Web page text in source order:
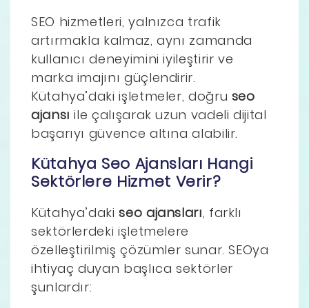
SEO hizmetleri, yalnızca trafik
artırmakla kalmaz, aynı zamanda
kullanıcı deneyimini iyileştirir ve
marka imajını güçlendirir.
Kütahya’daki işletmeler, doğru seo
ajansı ile çalışarak uzun vadeli dijital
başarıyı güvence altına alabilir.
Kütahya Seo Ajansları Hangi
Sektörlere Hizmet Verir?
Kütahya’dakiseo ajansları, farklı
sektörlerdeki işletmelere
özelleştirilmiş çözümler sunar. SEOya
ihtiyaç duyan başlıca sektörler
şunlardır: